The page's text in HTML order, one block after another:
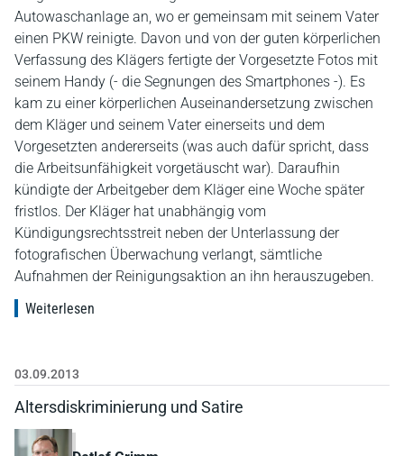
Autowaschanlage an, wo er gemeinsam mit seinem Vater
einen PKW reinigte. Davon und von der guten körperlichen
Verfassung des Klägers fertigte der Vorgesetzte Fotos mit
seinem Handy (- die Segnungen des Smartphones -). Es
kam zu einer körperlichen Auseinandersetzung zwischen
dem Kläger und seinem Vater einerseits und dem
Vorgesetzten andererseits (was auch dafür spricht, dass
die Arbeitsunfähigkeit vorgetäuscht war). Daraufhin
kündigte der Arbeitgeber dem Kläger eine Woche später
fristlos. Der Kläger hat unabhängig vom
Kündigungsrechtsstreit neben der Unterlassung der
fotografischen Überwachung verlangt, sämtliche
Aufnahmen der Reinigungsaktion an ihn herauszugeben.
Weiterlesen
03.09.2013
Altersdiskriminierung und Satire